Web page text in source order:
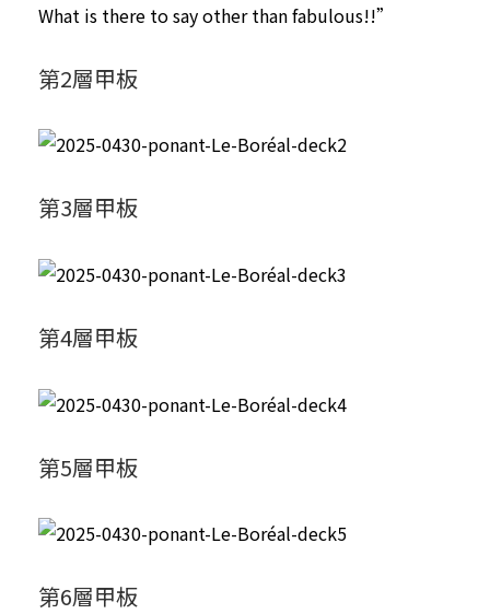
What is there to say other than fabulous!!”
第2層甲板
第3層甲板
第4層甲板
第5層甲板
第6層甲板